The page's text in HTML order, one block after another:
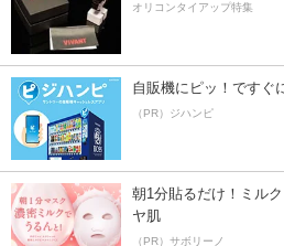
オリコンタイアップ特集
自販機にピッ！ですぐ
（PR）ジハンピ
朝1分貼るだけ！ミル
ヤ肌
（PR）サボリーノ